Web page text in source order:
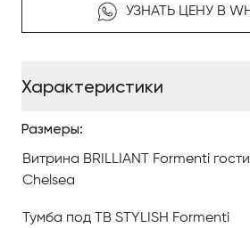
новой реальности, где
культура.
Это интерьер, где связь с
УЗНАТЬ ЦЕНУ В
Характеристики
Размеры:
Витрина BRILLIANT Formenti
Chelsea
Тумба под ТВ STYLISH Formenti